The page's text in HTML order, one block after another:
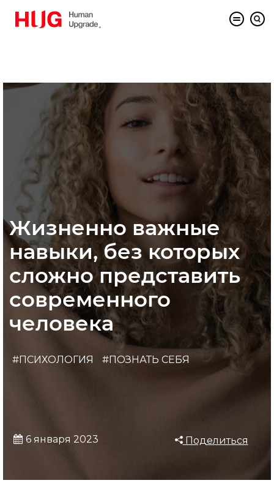
Жизненно важные
навыки, без которых
сложно представить
современного
человека
#ПСИХОЛОГИЯ #ПОЗНАТЬ СЕБЯ
6 января 2023 Поделиться